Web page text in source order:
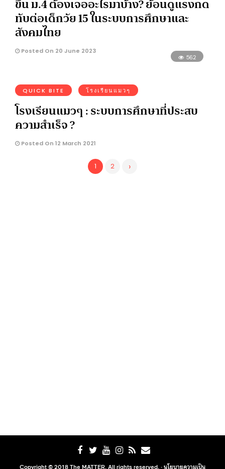
ขึ้น ม.4 ต้องเจออะไรมาบ้าง? ย้อนดูแรงกด
ทับต่อเด็กวัย 15 ในระบบการศึกษาและ
สังคมไทย
Posted On 20 June 2023
562
QUICK BITE โรงเรียนแมวๆ
โรงเรียนแมวๆ : ระบบการศึกษาที่ประสบ
ความสำเร็จ ?
Posted On 12 March 2021
1 2 ›
Copyright © 2018 The MATTER. All rights reserved. ·นโยบายความเป็น